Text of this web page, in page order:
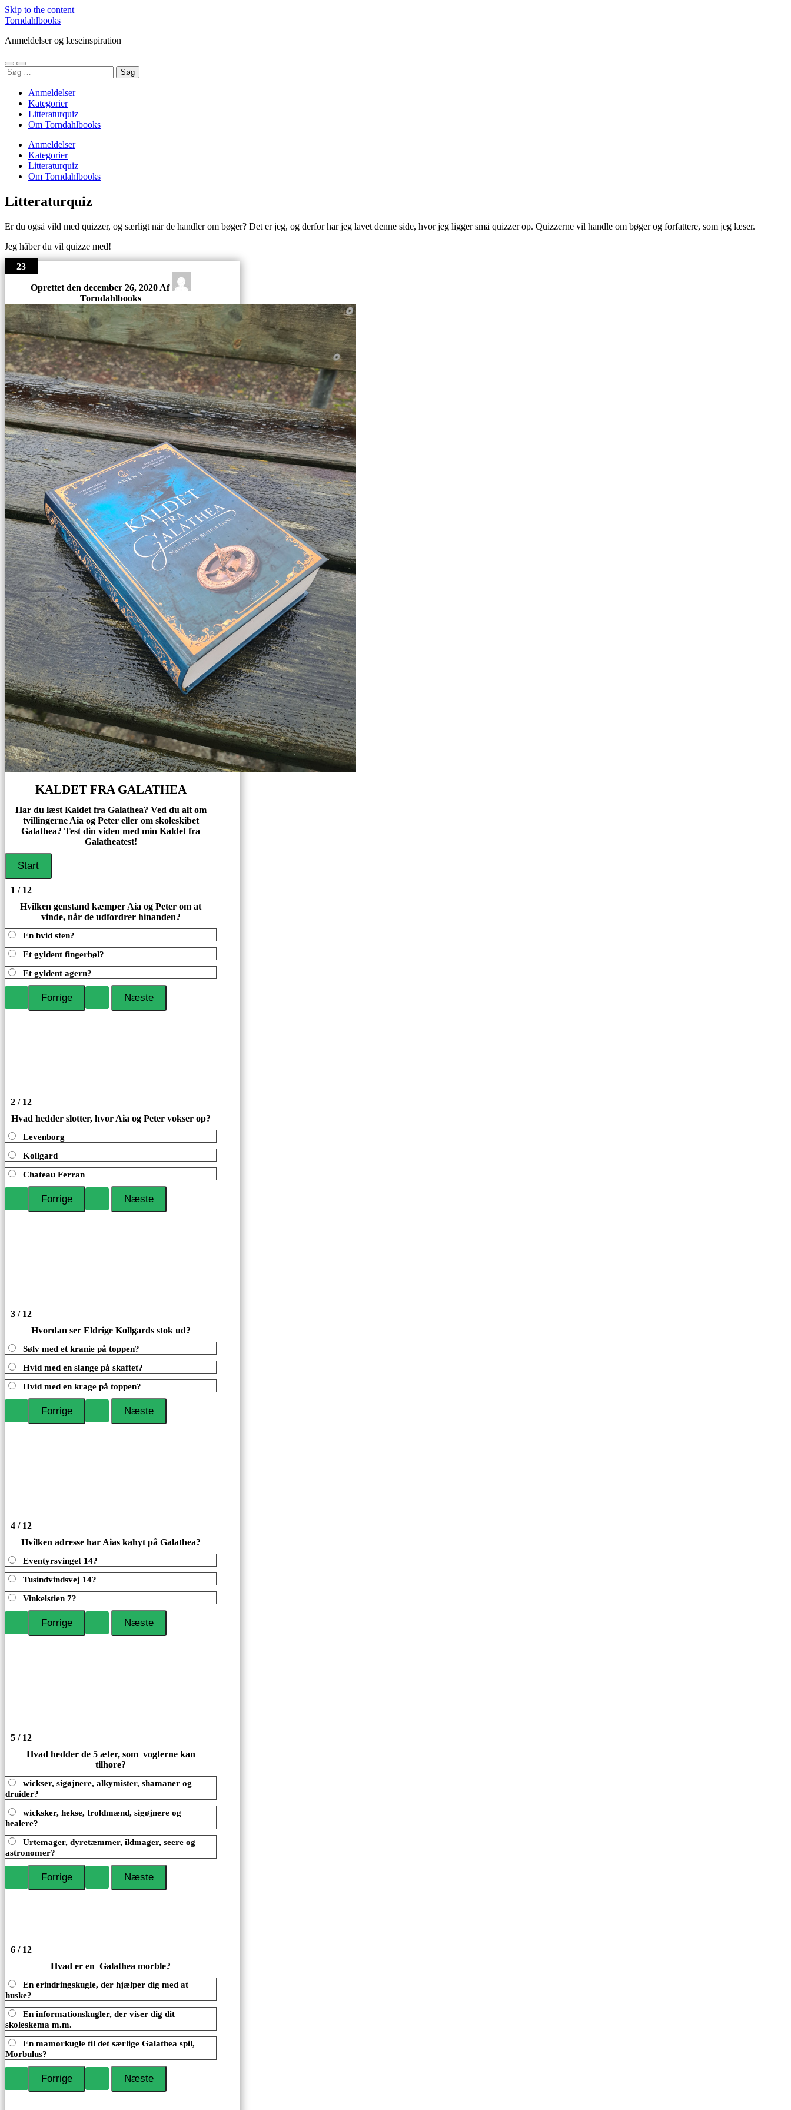
Skip to the content
Torndahlbooks
Anmeldelser og læseinspiration
Toggle
mobile
Toggle
search
Søg
efter:
Anmeldelser
Kategorier
Litteraturquiz
Om Torndahlbooks
Anmeldelser
Kategorier
Litteraturquiz
Om Torndahlbooks
Litteraturquiz
Er du også vild med quizzer, og særligt når de handler om bøger? Det er jeg, og derfor har jeg lavet denne side, hvor jeg ligger små quizzer op. Quizzerne vil handle om bøger og forfattere, som jeg læser.
Jeg håber du vil quizze med!
23
Oprettet den december 26, 2020 Af
Torndahlbooks
KALDET FRA GALATHEA
Har du læst Kaldet fra Galathea? Ved du alt om
tvillingerne Aia og Peter eller om skoleskibet
Galathea? Test din viden med min Kaldet fra
Galatheatest!
1 / 12
Hvilken genstand kæmper Aia og Peter om at
vinde, når de udfordrer hinanden?
En hvid sten?
Et gyldent fingerbøl?
Et gyldent agern?
2 / 12
Hvad hedder slotter, hvor Aia og Peter vokser op?
Levenborg
Kollgard
Chateau Ferran
3 / 12
Hvordan ser Eldrige Kollgards stok ud?
Sølv med et kranie på toppen?
Hvid med en slange på skaftet?
Hvid med en krage på toppen?
4 / 12
Hvilken adresse har Aias kahyt på Galathea?
Eventyrsvinget 14?
Tusindvindsvej 14?
Vinkelstien 7?
5 / 12
Hvad hedder de 5 æter, som vogterne kan
tilhøre?
wickser, sigøjnere, alkymister, shamaner og
druider?
wicksker, hekse, troldmænd, sigøjnere og
healere?
Urtemager, dyretæmmer, ildmager, seere og
astronomer?
6 / 12
Hvad er en Galathea morble?
En erindringskugle, der hjælper dig med at
huske?
En informationskugler, der viser dig dit
skoleskema m.m.
En mamorkugle til det særlige Galathea spil,
Morbulus?